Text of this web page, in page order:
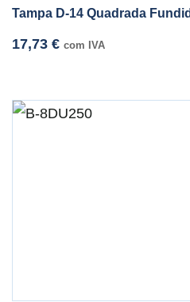
Tampa D-14 Quadrada
17,73 € com IVA